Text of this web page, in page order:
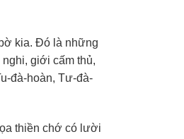
kia. Đó là những
giới cấm thủ,
đà-hoàn, Tư-đà-
thiền chớ có lười